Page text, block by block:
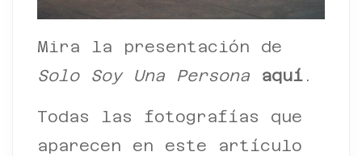
Mira la presentación de
Solo Soy Una Persona
aquí .
Todas las fotografías que
aparecen en este artículo